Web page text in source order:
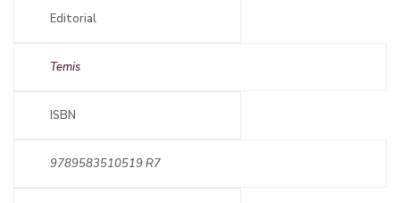
Editorial
Temis
ISBN
9789583510519 R7